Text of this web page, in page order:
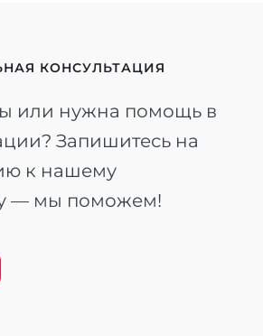
КОНСУЛЬТАЦИЯ
или нужна помощь в
Запишитесь на
к нашему
— мы поможем!